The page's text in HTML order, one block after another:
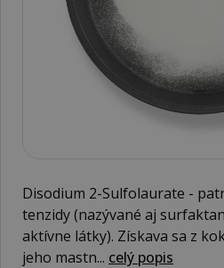
Disodium 2-Sulfolaurate -
tenzidy (nazývané aj
aktívne látky). Získava sa z
jeho mastn... celý popis